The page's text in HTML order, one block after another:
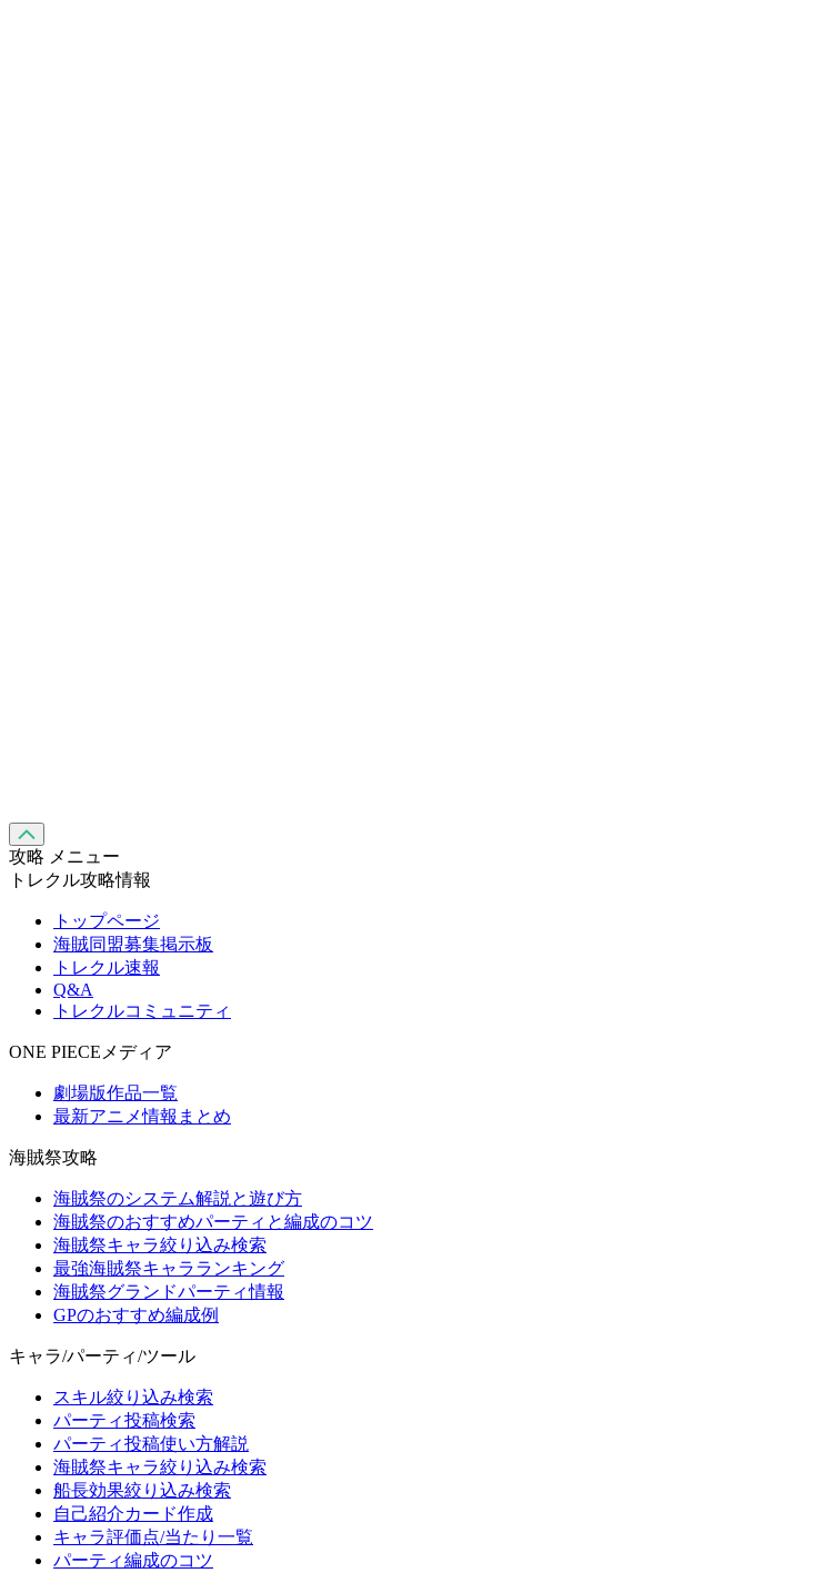
攻略 メニュー
トレクル攻略情報
トップページ
海賊同盟募集掲示板
トレクル速報
Q&A
トレクルコミュニティ
ONE PIECEメディア
劇場版作品一覧
最新アニメ情報まとめ
海賊祭攻略
海賊祭のシステム解説と遊び方
海賊祭のおすすめパーティと編成のコツ
海賊祭キャラ絞り込み検索
最強海賊祭キャラランキング
海賊祭グランドパーティ情報
GPのおすすめ編成例
キャラ/パーティ/ツール
スキル絞り込み検索
パーティ投稿検索
パーティ投稿使い方解説
海賊祭キャラ絞り込み検索
船長効果絞り込み検索
自己紹介カード作成
キャラ評価点/当たり一覧
パーティ編成のコツ